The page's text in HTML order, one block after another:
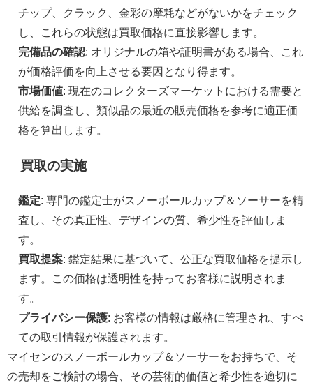
チップ、クラック、金彩の摩耗などがないかをチェック
し、これらの状態は買取価格に直接影響します。
完備品の確認: オリジナルの箱や証明書がある場合、これ
が価格評価を向上させる要因となり得ます。
市場価値: 現在のコレクターズマーケットにおける需要と
供給を調査し、類似品の最近の販売価格を参考に適正価
格を算出します。
買取の実施
鑑定: 専門の鑑定士がスノーボールカップ＆ソーサーを精
査し、その真正性、デザインの質、希少性を評価しま
す。
買取提案: 鑑定結果に基づいて、公正な買取価格を提示し
ます。この価格は透明性を持ってお客様に説明されま
す。
プライバシー保護: お客様の情報は厳格に管理され、すべ
ての取引情報が保護されます。
マイセンのスノーボールカップ＆ソーサーをお持ちで、そ
の売却をご検討の場合、その芸術的価値と希少性を適切に